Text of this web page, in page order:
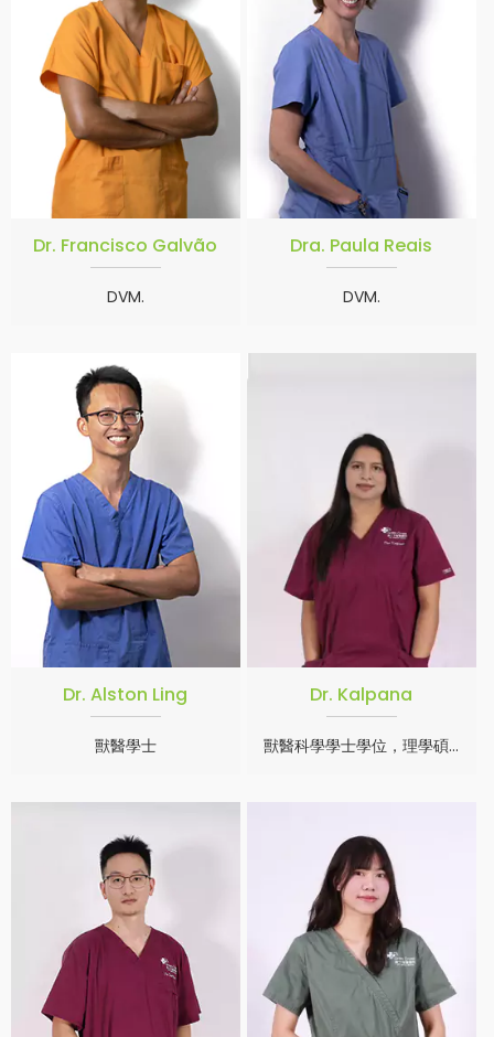
Dr. Francisco Galvão
DVM.
Dra. Paula Reais
DVM.
Dr. Alston Ling
獸醫學士
Dr. Kalpana
獸醫科學學士學位，理學碩士學位